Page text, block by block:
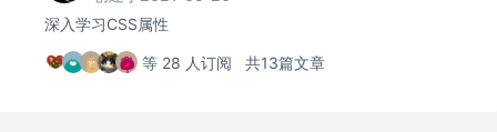
深入学习CSS属性
等 28 人订阅 共13篇文章